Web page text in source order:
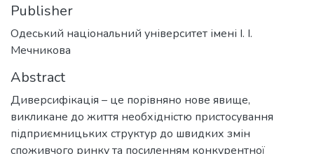
Publisher
Одеський національний університет імені І. І.
Мечникова
Abstract
Диверсифікація – це порівняно нове явище,
викликане до життя необхідністю пристосування
підприємницьких структур до швидких змін
споживчого ринку та посиленням конкурентної